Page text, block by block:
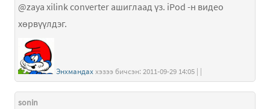
@zaya xilink converter ашиглаад үз. iPod -н видео
хөрвүүлдэг.
Энхмандах хэзээ бичсэн: 2011-09-29 14:05 | |
sonin